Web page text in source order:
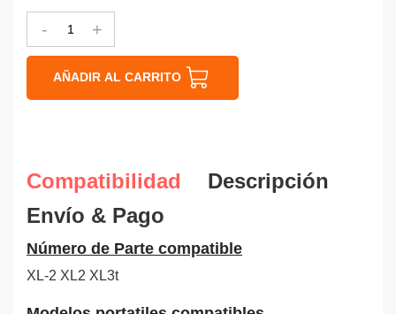
- +
AÑADIR AL CARRITO
Compatibilidad
Descripción
Envío & Pago
Número de Parte compatible
XL-2 XL2 XL3t